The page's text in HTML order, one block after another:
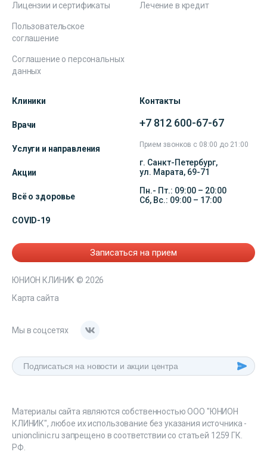
Лицензии и сертификаты
Пользовательское
соглашение
Соглашение о персональных
данных
Лечение в кредит
Клиники
Врачи
Услуги и направления
Акции
Всё о здоровье
COVID-19
Контакты
+7 812 600-67-67
Прием звонков с 08:00 до 21:00
г. Санкт-Петербург,
ул. Марата, 69-71
Пн.- Пт.: 09:00 – 20:00
Сб, Вс.: 09:00 – 17:00
Записаться на прием
ЮНИОН КЛИНИК © 2026
Карта сайта
Мы в соцсетях
Материалы сайта являются собственностью ООО "ЮНИОН
КЛИНИК", любое их использование без указания источника -
unionclinic.ru запрещено в соответствии со статьей 1259 ГК.
РФ.